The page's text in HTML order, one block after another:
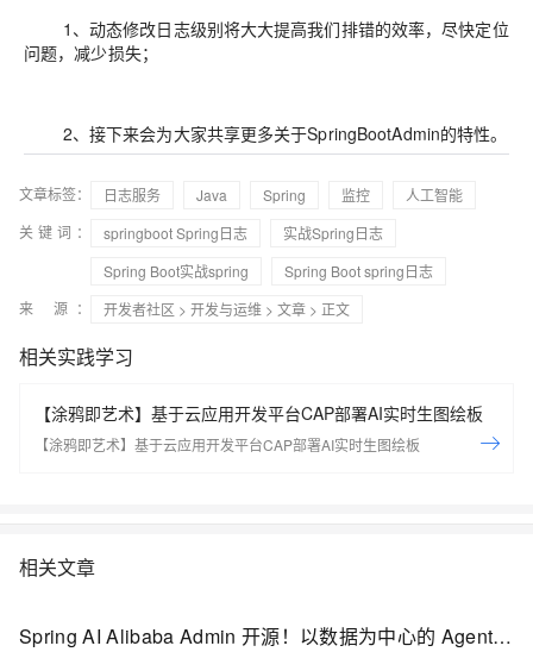
1、动态修改日志级别将大大提高我们排错的效率，尽快定位
问题，减少损失；
2、接下来会为大家共享更多关于SpringBootAdmin的特性。
文章标签： 日志服务 Java Spring 监控
人工智能
关键词：
springboot Spring日志
实战Spring日志
Spring Boot实战spring
Spring Boot spring日志
来 源：
开发者社区 > 开发与运维 > 文章 > 正文
相关实践学习
【涂鸦即艺术】基于云应用开发平台CAP部署AI实时生图绘板
【涂鸦即艺术】基于云应用开发平台CAP部署AI实时生图绘板
相关文章
Spring AI Alibaba Admin 开源！以数据为中心的 Agent 开发平台